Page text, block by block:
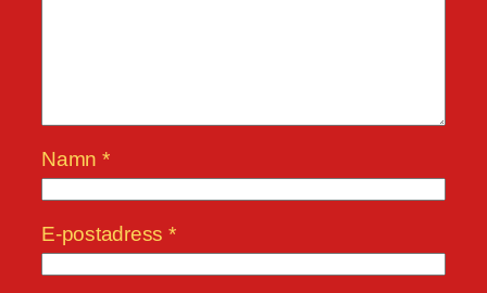
Namn *
E-postadress *